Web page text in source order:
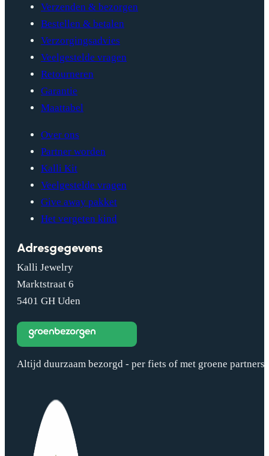
Verzenden & bezorgen
Bestellen & betalen
Verzorgingsadvies
Veelgestelde vragen
Retourneren
Garantie
Maattabel
Over ons
Partner worden
Kalli Kit
Veelgestelde vragen
Give away pakket
Het vergeten kind
Adresgegevens
Kalli Jewelry
Marktstraat 6
5401 GH Uden
Altijd duurzaam bezorgd - per fiets of met groene partners